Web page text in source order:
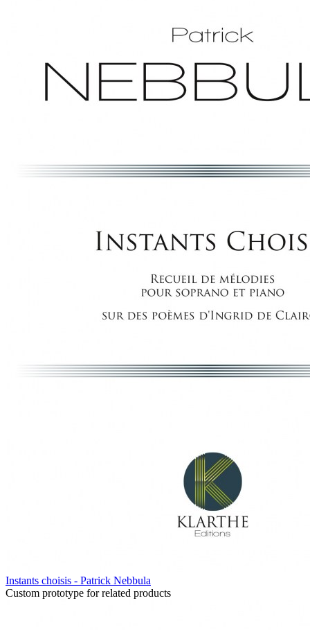
Instants choisis - Patrick Nebbula
Custom prototype for related products